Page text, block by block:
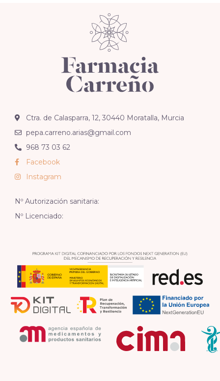
Ctra. de Calasparra, 12, 30440 Moratalla, Murcia
pepa.carreno.arias@gmail.com
968 73 03 62
Facebook
Instagram
Nº Autorización sanitaria:
Nº Licenciado: